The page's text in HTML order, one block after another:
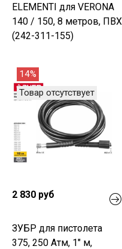
ELEMENTI для VERONA
140 / 150, 8 метров, ПВХ
(242-311-155)
14%
Товар отсутствует
2 830 руб
ЗУБР для пистолета
375, 250 Атм, 1" м,